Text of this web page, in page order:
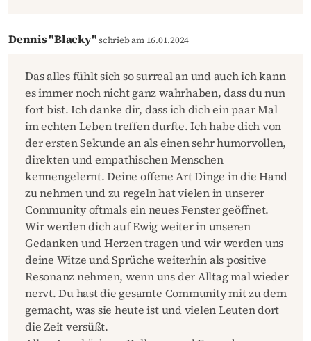
Dennis "Blacky"schrieb am 16.01.2024
Das alles fühlt sich so surreal an und auch ich kann
es immer noch nicht ganz wahrhaben, dass du nun
fort bist. Ich danke dir, dass ich dich ein paar Mal
im echten Leben treffen durfte. Ich habe dich von
der ersten Sekunde an als einen sehr humorvollen,
direkten und empathischen Menschen
kennengelernt. Deine offene Art Dinge in die Hand
zu nehmen und zu regeln hat vielen in unserer
Community oftmals ein neues Fenster geöffnet.
Wir werden dich auf Ewig weiter in unseren
Gedanken und Herzen tragen und wir werden uns
deine Witze und Sprüche weiterhin als positive
Resonanz nehmen, wenn uns der Alltag mal wieder
nervt. Du hast die gesamte Community mit zu dem
gemacht, was sie heute ist und vielen Leuten dort
die Zeit versüßt.